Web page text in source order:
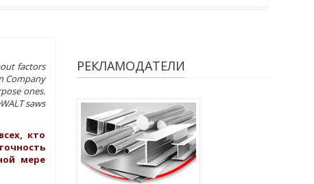
factors
Company
ones.
saws
кто
мере
РЕКЛАМОДАТЕЛИ